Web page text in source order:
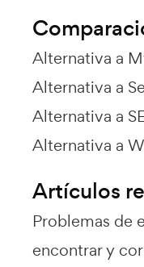
Alternativa a
Alternativa a
Alternativa a
Alternativa a
Artículos
Problemas de
encontrar y